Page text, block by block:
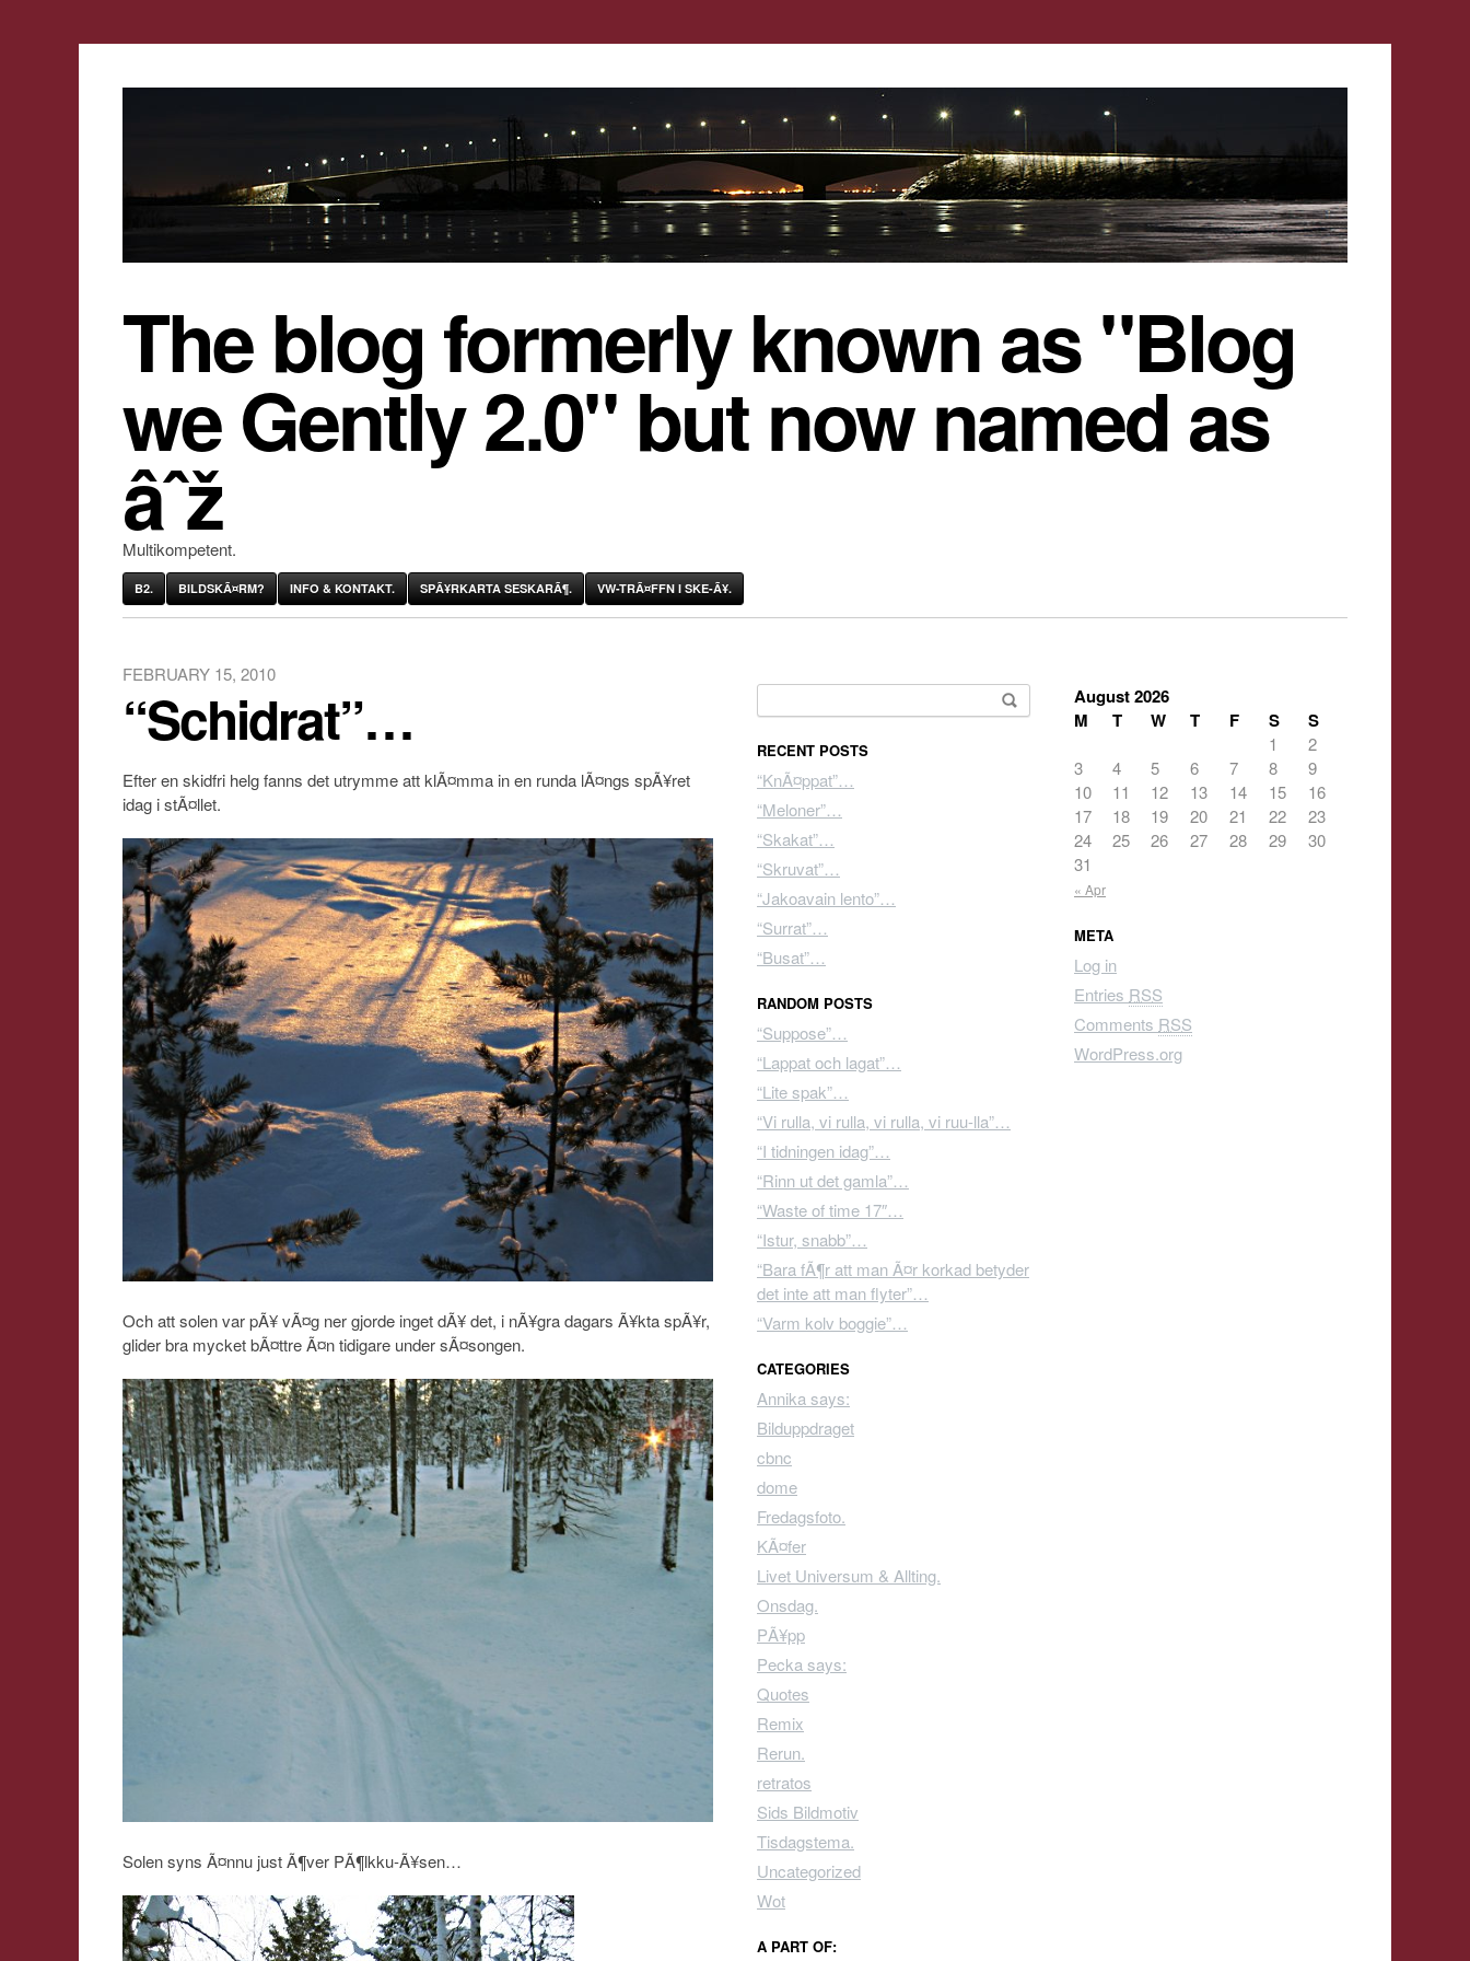
The blog formerly known as "Blog
we Gently 2.0" but now named as
âˆž
Multikompetent.
B2. BILDSKÃ¤RM? INFO & KONTAKT. SPÃ¥RKARTA SESKARÃ¶. VW-TRÃ¤FFN I SKE-Ã¥.
FEBRUARY 15, 2010
“Schidrat”…
Efter en skidfri helg fanns det utrymme att klÃ¤mma in en runda lÃ¤ngs spÃ¥ret
idag i stÃ¤llet.
Och att solen var pÃ¥ vÃ¤g ner gjorde inget dÃ¥ det, i nÃ¥gra dagars Ã¥kta spÃ¥r,
glider bra mycket bÃ¤ttre Ã¤n tidigare under sÃ¤songen.
Solen syns Ã¤nnu just Ã¶ver PÃ¶lkku-Ã¥sen…
RECENT POSTS
“KnÃ¤ppat”…
“Meloner”…
“Skakat”…
“Skruvat”…
“Jakoavain lento”…
“Surrat”…
“Busat”…
RANDOM POSTS
“Suppose”…
“Lappat och lagat”…
“Lite spak”…
“Vi rulla, vi rulla, vi rulla, vi ruu-lla”…
“I tidningen idag”…
“Rinn ut det gamla”…
“Waste of time 17″…
“Istur, snabb”…
“Bara fÃ¶r att man Ã¤r korkad betyder
det inte att man flyter”…
“Varm kolv boggie”…
CATEGORIES
Annika says:
Bilduppdraget
cbnc
dome
Fredagsfoto.
KÃ¤fer
Livet Universum & Allting.
Onsdag.
PÃ¥pp
Pecka says:
Quotes
Remix
Rerun.
retratos
Sids Bildmotiv
Tisdagstema.
Uncategorized
Wot
A PART OF:
August 2026
M
T W T F S S
« Apr
1
2
3
4 5 6 7 8
9
10
11 12 13 14 15
16
17
18 19 20 21 22
23
24
25 26 27 28 29
30
31
META
Log in
Entries RSS
Comments RSS
WordPress.org